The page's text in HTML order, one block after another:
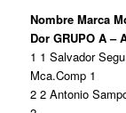
Nombre Marca
Dor GRUPO A –
1 1 Salvador
Mca.Comp 1
2 2 Antonio